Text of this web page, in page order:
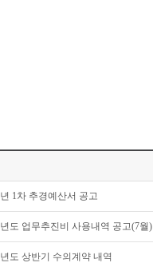
1차 추경예산서 공고
도 업무추진비 사용내역 공고(7월)
도 상반기 수의계약 내역